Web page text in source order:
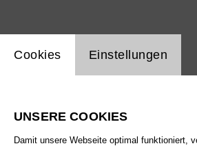
Biographie
Einstellung Website Cookie
Cookies Einstellungen
UNSERE COOKIES
Damit unsere Webseite optimal funktioniert,